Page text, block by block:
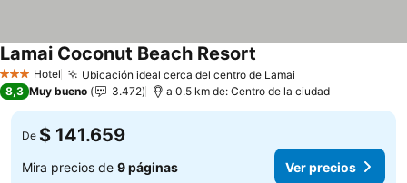
3 Estrellas
Hotel Ubicación ideal cerca del centro de Lamai
Lamai Coconut Beach Resort
8,3 Muy bueno 3.472 a 0.5 km de: Centro de la ciudad
De $ 141.659
Mira precios de 9 páginas Ver precios